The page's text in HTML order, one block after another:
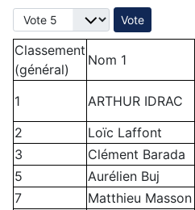
Veuillez voter
Classement
(général)
Nom 1
1 ARTHUR IDRAC
2
Loïc Laffont
3
Clément Barada
5
Aurélien Buj
7
Matthieu Masson